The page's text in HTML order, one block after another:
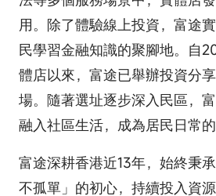
用。除了體驗線上投資，富途
民學習金融知識的聚腳地。自
體店以來，富途已舉辦投資分
場。隨著選址逐步深入民區，
融入社區生活，成為居民日常的
富途深耕香港近13年，始終秉
不孤單」的初心，持續投入資